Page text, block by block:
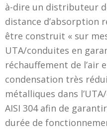
à-dire un distributeur
distance d’absorption
être construit « sur
UTA/conduites en
réchauffement de l’air
condensation très
métalliques dans
AISI 304 afin de
durée de